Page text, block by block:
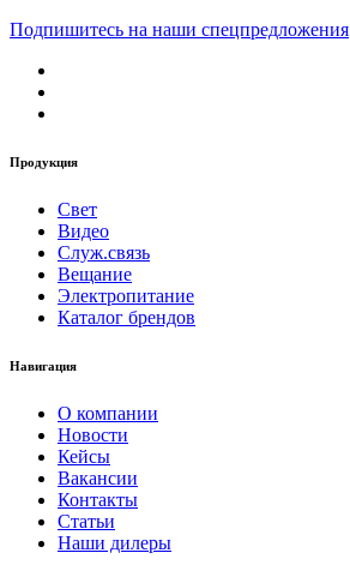
Подпишитесь на наши спецпредложения
Продукция
Свет
Видео
Служ.связь
Вещание
Электропитание
Каталог брендов
Навигация
О компании
Новости
Кейсы
Вакансии
Контакты
Статьи
Наши дилеры